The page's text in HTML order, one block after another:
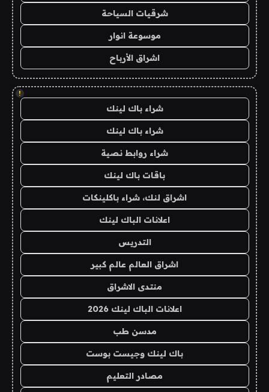
شرقيات السياحة
موسوعة انوار
اشراق الأرباح
!
شراء باك لينك
شراء باك لينك
شراء روابط نصية
باقات باك لينك
اشراق لنك، شراء باكلينكات
اعلانات الباك لينك
التدريس
اشراق العالم عالم كبير
منتدى الاشراق
اعلانات الباك لينك 2026
مدسن طب
باك لينك وجيست بوست
مصادر التعليم